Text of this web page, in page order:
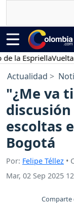
Vuelta a
Actualidad
"¿Me va
escoltas
Bogotá
Por: Felipe Téllez •
Mar, 02 Sep 2025
Comparte